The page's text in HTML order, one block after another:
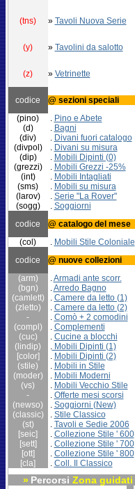
(tns) » Tavoli Nuova Serie
(y) » Tavolini da salotto
(z) » Vetrinette
codice
@ sezioni speciali
(pino)
. Pino e Abete
(d)
. Bagni
(div)
. Divani fuori catalogo
(divpol)
. Divani su misura
(dip)
. Mobili Dipinti (0)
(grezzi)
. Mobili Grezzi -25%
(int)
. Mobili Intagliati
(sms)
. Mobili su misura
(larov)
. Serie "La Rover"
(sogg)
. Soggiorni
codice
@ catalogo del mese
(col)
. Mobili Stile Coloniale
codice
@ nuove collezioni
(arm)
.Armadi ante scorr.
(bgn)
.Arredo Bagno
(camlett)
. Camere da letto (1)
(zletto)
. Camere da letto (2)
-
. Comò + 2 comodini
(compl)
. Complementi
(cuc)
. Cucine a blocchi
(lindip)
.Mobili Dipinti (1)
[color]
. Mobili Dipinti (2)
(stile)
. Mobili in Stile
(moder)
. Mobili Moderni
(vs)
. Mobili Vecchio Stile
-
. Offerte mesi scorsi
(newso)
. Soggiorni (New)
(classic)
. Stile Classico
(st)
. Tavoli e Sedie 2006
[seic]
. Collezione Stile ' 600
[sett]
. Collezione Stile ' 700
[ott]
. Collezione Stile ' 800
[cla]
. Coll. Il Classico
» Percorsi Zona guidati